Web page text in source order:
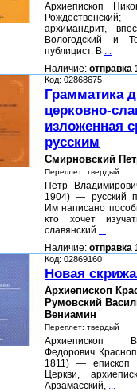
Архиепископ
архимандрит,
Вологодский и
публицист. В ...
Наличие: отправка
Код: 02868675
Грамматика
церковно-
изложенная
русским
Смирновский
Переплет: твердый
Пётр
1904) — русский
Им написано
кто хочет
славянский ...
Наличие: отправка
Код: 02869160
Новая
Архиепископ
Румовский
Вениамин
Переплет: твердый
Архиепископ
Федорович
1811) — епископ
Церкви,
Арзамасский, ...